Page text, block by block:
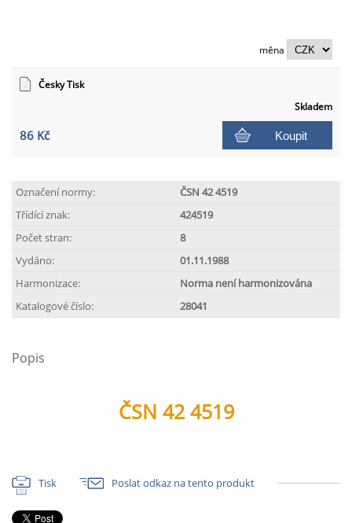
měna
Česky Tisk
Skladem
86 Kč Koupit
Označení normy:
ČSN 42 4519
Třídící znak:
424519
Počet stran:
8
Vydáno:
01.11.1988
Harmonizace:
Norma není harmonizována
Katalogové číslo:
28041
Popis
ČSN 42 4519
Tisk Poslat odkaz na tento produkt